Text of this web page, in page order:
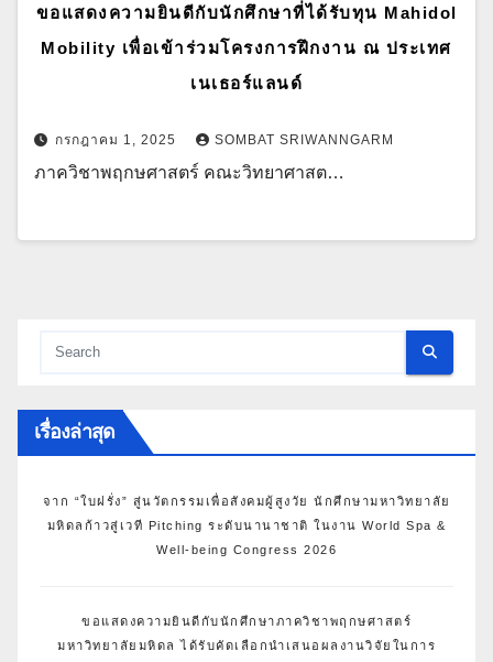
ขอแสดงความยินดีกับนักศึกษาที่ได้รับทุน Mahidol
Mobility เพื่อเข้าร่วมโครงการฝึกงาน ณ ประเทศ
เนเธอร์แลนด์
กรกฎาคม 1, 2025 SOMBAT SRIWANNGARM
ภาควิชาพฤกษศาสตร์ คณะวิทยาศาสต…
เรื่องล่าสุด
จาก “ใบฝรั่ง” สู่นวัตกรรมเพื่อสังคมผู้สูงวัย นักศึกษามหาวิทยาลัย
มหิดลก้าวสู่เวที Pitching ระดับนานาชาติ ในงาน World Spa &
Well-being Congress 2026
ขอแสดงความยินดีกับนักศึกษาภาควิชาพฤกษศาสตร์
มหาวิทยาลัยมหิดล ได้รับคัดเลือกนำเสนอผลงานวิจัยในการ